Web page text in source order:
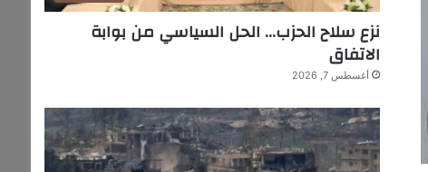
نزع سلاح الحزب… الحل السياسي من بوابة
الاتفاق
أغسطس 7, 2026